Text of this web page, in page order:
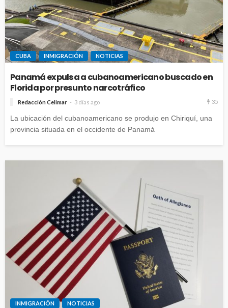
CUBA INMIGRACIÓN NOTICIAS
Panamá expulsa a cubanoamericano buscado en
Florida por presunto narcotráfico
Redacción Celimar 3 días ago 35
La ubicación del cubanoamericano se produjo en Chiriquí, una
provincia situada en el occidente de Panamá
INMIGRACIÓN NOTICIAS